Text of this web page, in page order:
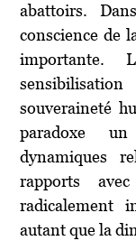
abattoirs.
conscience de
importante.
souveraineté
paradoxe
dynamiques
rapports
radicalement
autant que la